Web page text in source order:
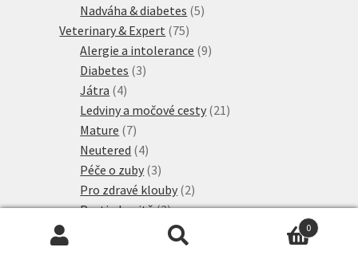
produktů
Nadváha & diabetes 55
Veterinary & Expert 7575
produktů
Alergie a intolerance 99
Diabetes 33
Játra 44
produkty
Ledviny a močové cesty 21 21
Mature 77
produktů
Neutered 44
produkty
Péče o zuby 33
produkty
Pro zdravé klouby 22
produkty
Proti obezitě 33
produkty
produkty
0